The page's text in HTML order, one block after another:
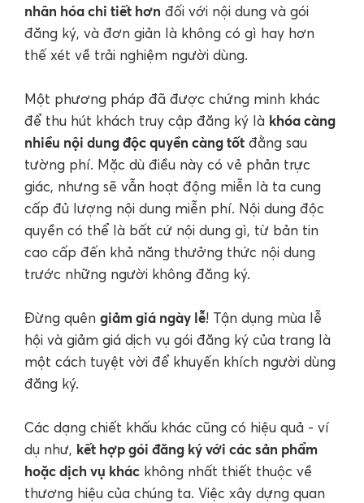
nhân hóa chi tiết hơn đối với nội dung và gói
đăng ký, và đơn giản là không có gì hay hơn
thế xét về trải nghiệm người dùng.
Một phương pháp đã được chứng minh khác
để thu hút khách truy cập đăng ký là khóa càng
nhiều nội dung độc quyền càng tốt đằng sau
tường phí. Mặc dù điều này có vẻ phản trực
giác, nhưng sẽ vẫn hoạt động miễn là ta cung
cấp đủ lượng nội dung miễn phí. Nội dung độc
quyền có thể là bất cứ nội dung gì, từ bản tin
cao cấp đến khả năng thưởng thức nội dung
trước những người không đăng ký.
Đừng quên giảm giá ngày lễ! Tận dụng mùa lễ
hội và giảm giá dịch vụ gói đăng ký của trang là
một cách tuyệt vời để khuyến khích người dùng
đăng ký.
Các dạng chiết khấu khác cũng có hiệu quả - ví
dụ như, kết hợp gói đăng ký với các sản phẩm
hoặc dịch vụ khác không nhất thiết thuộc về
thương hiệu của chúng ta. Việc xây dựng quan